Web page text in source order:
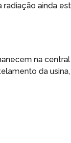
radiação ainda
na central
da usina,